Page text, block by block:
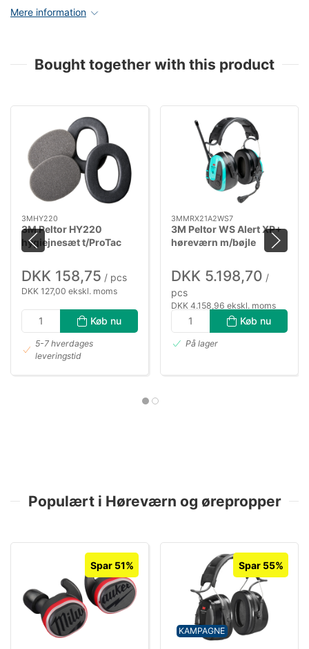
Mere information
Bought together with this product
3MHY220
3M Peltor HY220
hygiejnesæt t/ProTac
III+WorkTunesPro
DKK 158,75 / pcs
DKK 127,00 ekskl. moms
Køb nu
5-7 hverdages
leveringstid
3MMRX21A2WS7
3M Peltor WS Alert XP+
høreværn m/bøjle
DKK 5.198,70 /
pcs
DKK 4.158,96 ekskl. moms
Køb nu
På lager
Populært i Høreværn og ørepropper
Spar 51%
KAMPAGNE
Spar 55%